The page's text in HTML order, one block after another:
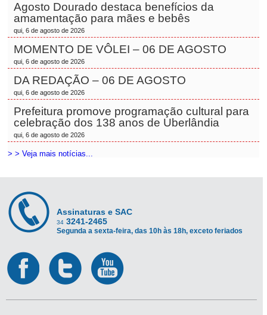
Agosto Dourado destaca benefícios da
amamentação para mães e bebês
qui, 6 de agosto de 2026
MOMENTO DE VÔLEI – 06 DE AGOSTO
qui, 6 de agosto de 2026
DA REDAÇÃO – 06 DE AGOSTO
qui, 6 de agosto de 2026
Prefeitura promove programação cultural para
celebração dos 138 anos de Uberlândia
qui, 6 de agosto de 2026
> > Veja mais notícias...
Assinaturas e SAC
34 3241-2465
Segunda a sexta-feira, das 10h às 18h, exceto feriados